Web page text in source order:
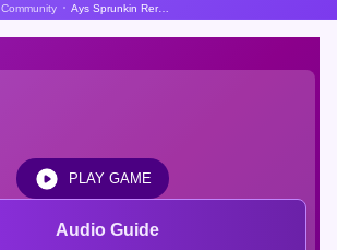
Community Ays Sprunkin Rereuploaded
Audio Guide
PLAY GAME